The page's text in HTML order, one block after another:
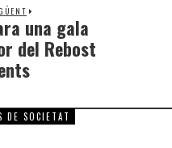
una gala
del Rebost
DE SOCIETAT